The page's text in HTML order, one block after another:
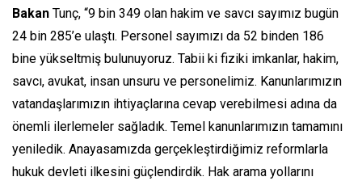
Bakan Tunç, “9 bin 349 olan hakim ve savcı sayımız bugün
24 bin 285’e ulaştı. Personel sayımızı da 52 binden 186
bine yükseltmiş bulunuyoruz. Tabii ki fiziki imkanlar, hakim,
savcı, avukat, insan unsuru ve personelimiz. Kanunlarımızın
vatandaşlarımızın ihtiyaçlarına cevap verebilmesi adına da
önemli ilerlemeler sağladık. Temel kanunlarımızın tamamını
yeniledik. Anayasamızda gerçekleştirdiğimiz reformlarla
hukuk devleti ilkesini güçlendirdik. Hak arama yollarını